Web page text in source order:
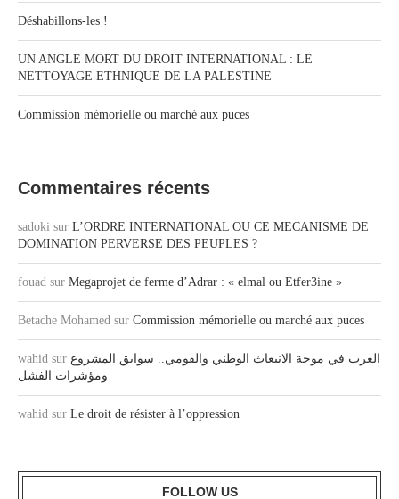
Déshabillons-les !
UN ANGLE MORT DU DROIT INTERNATIONAL : LE
NETTOYAGE ETHNIQUE DE LA PALESTINE
Commission mémorielle ou marché aux puces
Commentaires récents
sadoki sur L’ORDRE INTERNATIONAL OU CE MECANISME DE
DOMINATION PERVERSE DES PEUPLES ?
fouad sur Megaprojet de ferme d’Adrar : « elmal ou Etfer3ine »
Betache Mohamed sur Commission mémorielle ou marché aux puces
wahid sur العرب في موجة الانبعاث الوطني والقومي.. سوابق المشروع
ومؤشرات الفشل
wahid sur Le droit de résister à l’oppression
FOLLOW US